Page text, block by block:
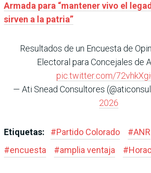
Armada para “mantener vivo el
sirven a la patria”
Resultados de un Encuesta de
Electoral para Concejales de
pic.twitter.com/
— Ati Snead Consultores
2026
Etiquetas: #Partido Colorado #ANR
#encuesta #amplia ventaja #